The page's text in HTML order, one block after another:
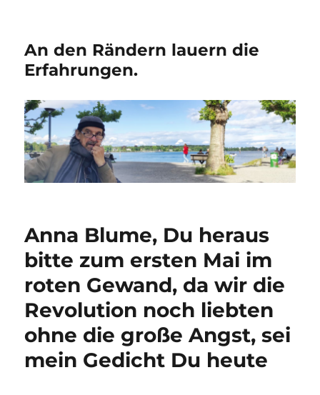
An den Rändern lauern die
Erfahrungen.
Anna Blume, Du heraus
bitte zum ersten Mai im
roten Gewand, da wir die
Revolution noch liebten
ohne die große Angst, sei
mein Gedicht Du heute